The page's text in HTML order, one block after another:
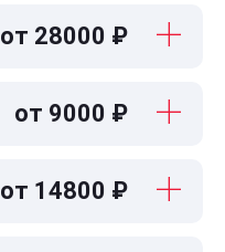
от 28000 ₽
от 9000 ₽
от 14800 ₽